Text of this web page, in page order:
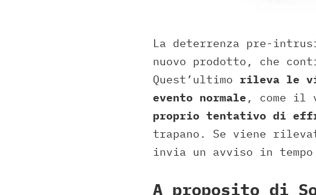
La deterrenza pre-
nuovo prodotto, che
Quest’ultimo rileva le
evento normale , come il
proprio tentativo di
trapano. Se viene
invia un avviso in
A proposito di